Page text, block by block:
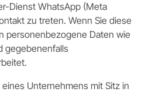
Dienst WhatsApp (Meta
zu treten. Wenn Sie diese
personenbezogene Daten wie
gegebenenfalls
Unternehmens mit Sitz in